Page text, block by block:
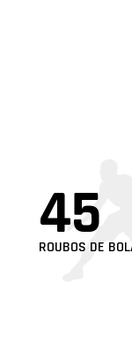
45
ROUBOS DE